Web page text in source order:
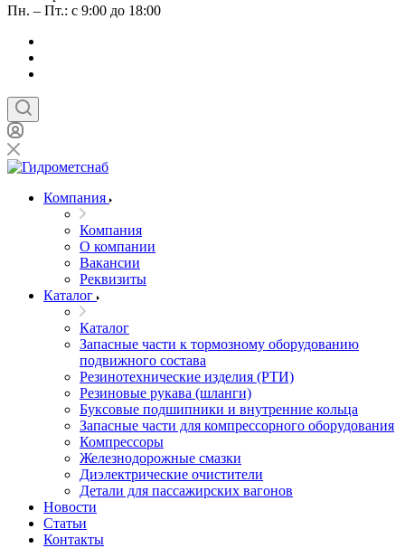
Пн. – Пт.: с 9:00 до 18:00
Компания
Компания
О компании
Вакансии
Реквизиты
Каталог
Каталог
Запасные части к тормозному оборудованию
подвижного состава
Резинотехнические изделия (РТИ)
Резиновые рукава (шланги)
Буксовые подшипники и внутренние кольца
Запасные части для компрессорного оборудования
Компрессоры
Железнодорожные смазки
Диэлектрические очистители
Детали для пассажирских вагонов
Новости
Статьи
Контакты